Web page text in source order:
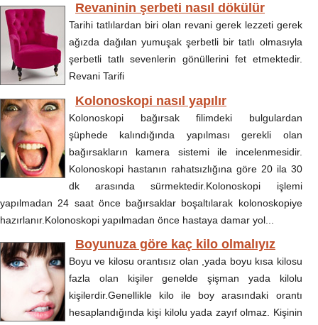
Revaninin şerbeti nasıl dökülür
Tarihi tatlılardan biri olan revani gerek lezzeti gerek
ağızda dağılan yumuşak şerbetli bir tatlı olmasıyla
şerbetli tatlı sevenlerin gönüllerini fet etmektedir.
Revani Tarifi
Kolonoskopi nasıl yapılır
Kolonoskopi bağırsak filimdeki bulgulardan
şüphede kalındığında yapılması gerekli olan
bağırsakların kamera sistemi ile incelenmesidir.
Kolonoskopi hastanın rahatsızlığına göre 20 ila 30
dk arasında sürmektedir.Kolonoskopi işlemi
yapılmadan 24 saat önce bağırsaklar boşaltılarak kolonoskopiye
hazırlanır.Kolonoskopi yapılmadan önce hastaya damar yol...
Boyunuza göre kaç kilo olmalıyız
Boyu ve kilosu orantısız olan ,yada boyu kısa kilosu
fazla olan kişiler genelde şişman yada kilolu
kişilerdir.Genellikle kilo ile boy arasındaki orantı
hesaplandığında kişi kilolu yada zayıf olmaz. Kişinin